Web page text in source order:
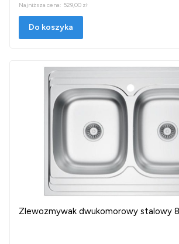
Najniższa cena: 529,00 zł
Do koszyka
Zlewozmywak dwukomorowy stalowy